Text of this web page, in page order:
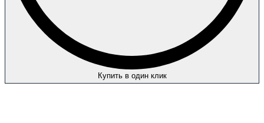
Купить в один клик